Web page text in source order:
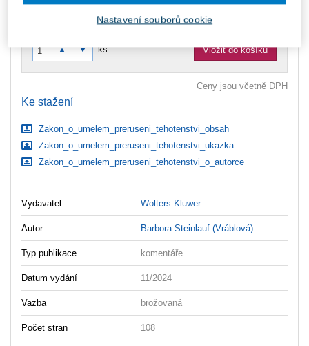
Upozorňujeme, že v období od 1.8. do 21.8. z technických
důvodů nemůžeme vystavovat daňové doklady. Budou vám
zaslány dodatečně e-mailem.
ks Vložit do košíku
Ceny jsou včetně DPH
Ke stažení
Zakon_o_umelem_preruseni_tehotenstvi_obsah
Zakon_o_umelem_preruseni_tehotenstvi_ukazka
Zakon_o_umelem_preruseni_tehotenstvi_o_autorce
Vydavatel Wolters Kluwer
Autor Barbora Steinlauf (Vráblová)
Typ publikace komentáře
Datum vydání 11/2024
Vazba brožovaná
Počet stran 108
Nastavení souborů cookie